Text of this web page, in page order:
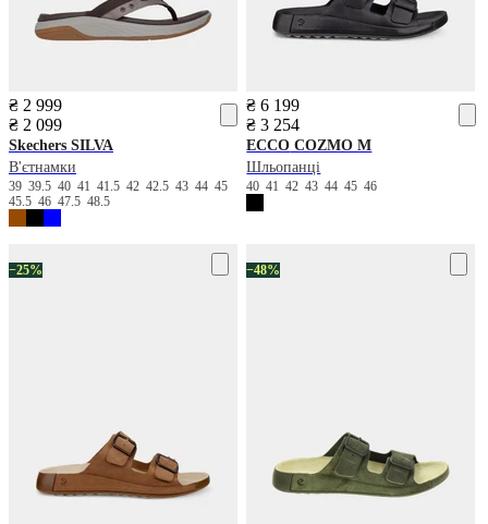
₴ 2 999
₴ 2 099
Skechers SILVA
В'єтнамки
39 39.5 40 41 41.5 42 42.5 43 44 45
45.5 46 47.5 48.5
₴ 6 199
₴ 3 254
ECCO COZMO M
Шльопанці
40414243444546
−25% −48%